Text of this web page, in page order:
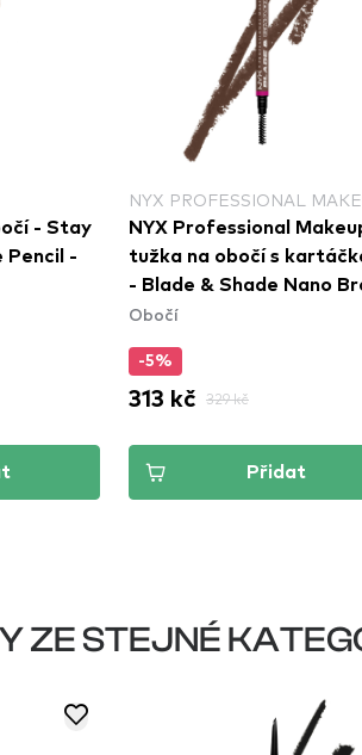
- Stay
Pencil -
NYX PROFESSIONAL
NYX Professional
tužka na obočí s
- Blade & Shade Nano
Pencil - 09 Brunette
Obočí
-5%
313 kč 329 kč
Přidat
ZE STEJNÉ